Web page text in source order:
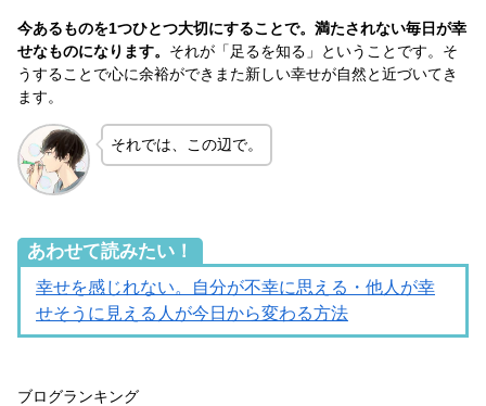
今あるものを1つひとつ大切にすることで。満たされない毎日が幸
せなものになります。 それが「足るを知る」ということです。そ
うすることで心に余裕ができまた新しい幸せが自然と近づいてき
ます。
それでは、この辺で。
あわせて読みたい！
幸せを感じれない。自分が不幸に思える・他人が幸
せそうに見える人が今日から変わる方法
ブログランキング